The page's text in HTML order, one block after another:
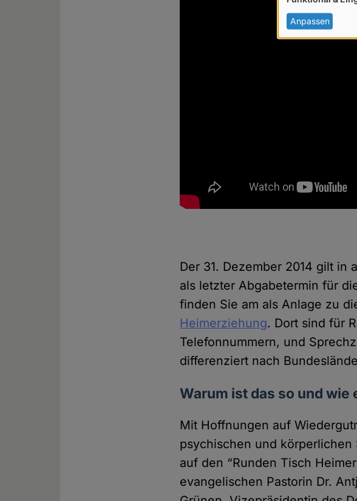
Der 31. Dezember 2014 gilt in
als letzter Abgabetermin für
finden Sie am als Anlage zu
Heimerziehung. Dort sind für
Telefonnummern, und
differenziert nach
Warum ist das so und wie
Mit Hoffnungen auf
psychischen und
auf den “Runden Tisch
evangelischen Pastorin Dr.
von
Daten
Anpassen